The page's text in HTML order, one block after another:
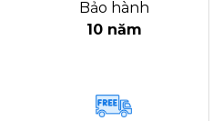
Bảo hành
10 năm